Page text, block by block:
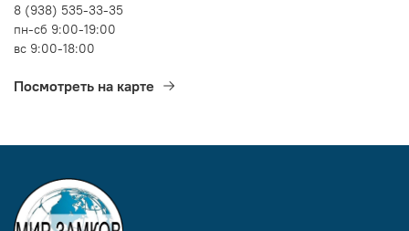
8 (938) 535-33-35
пн-сб 9:00-19:00
вс 9:00-18:00
Посмотреть на карте